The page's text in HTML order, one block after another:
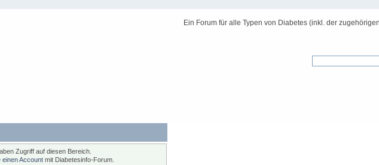
Ein Forum für alle Typen von Diabetes (inkl. der
Zugriff auf diesen Bereich.
einen Accountmit Diabetesinfo-Forum.